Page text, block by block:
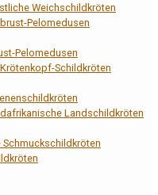
Weichschildkröten
Pelomedusen
Pelomedusen
Schildkröten
Landschildkröten
Schmuckschildkröten